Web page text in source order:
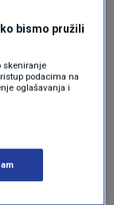
je bitno dati
ako na
HDZ",
liste.
u
bismo pružili
skeniranje
podacima na
oglašavanja i